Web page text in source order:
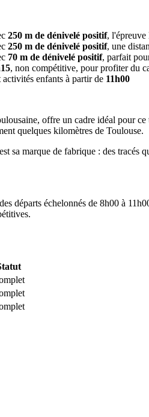
250 m de dénivelé positif, l'épreuve
250 m de dénivelé positif, une
70 m de dénivelé positif, parfait
, non compétitive, pour profiter du
activités enfants à partir de 11h00
offre un cadre idéal pour
quelques kilomètres de Toulouse.
sa marque de fabrique : des tracés
départs échelonnés de 8h00 à